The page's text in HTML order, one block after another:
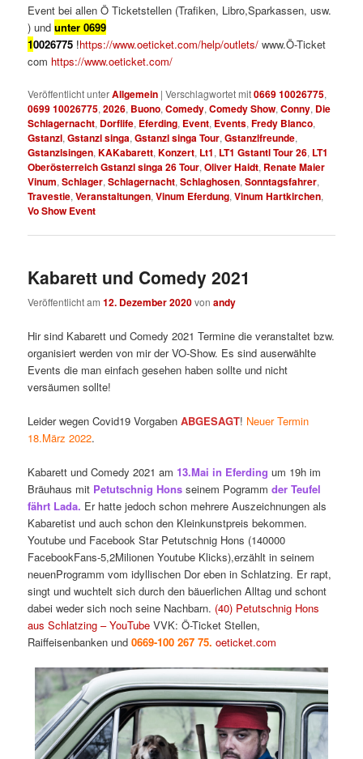
Event bei allen Ö Ticketstellen (Trafiken, Libro,Sparkassen, usw.
) undunter0699
10026775 !https://www.oeticket.com/help/outlets/ www.Ö-Ticket
com https://www.oeticket.com/
Veröffentlicht unterAllgemein |Verschlagwortet mit0669 10026775,
0699 10026775,2026, Buono,Comedy,Comedy Show,Conny, Die
Schlagernacht, Dorflife, Eferding, Event, Events,Fredy Blanco,
Gstanzl,Gstanzl singa,Gstanzl singa Tour,Gstanzlfreunde,
Gstanzlsingen,KAKabarett,Konzert, Lt1, LT1 Gstantl Tour 26, LT1
Oberösterreich Gstanzl singa 26 Tour,Oliver Haidt, Renate Maier
Vinum,Schlager,Schlagernacht,Schlaghosen,Sonntagsfahrer,
Travestie,Veranstaltungen,Vinum Eferdung,Vinum Hartkirchen,
Vo Show Event
Kabarett und Comedy 2021
Veröffentlicht am12. Dezember 2020vonandy
Hir sind Kabarett und Comedy 2021 Termine die veranstaltet bzw.
organisiert werden von mir der VO-Show. Es sind auserwählte
Events die man einfach gesehen haben sollte und nicht
versäumen sollte!
Leider wegen Covid19 VorgabenABGESAGT! Neuer Termin
18.März 2022.
Kabarett und Comedy 2021 am 13.Mai in Eferding um 19h im
Bräuhaus mit Petutschnig Hons seinem Pogrammder Teufel
fährt Lada. Er hatte jedoch schon mehrere Auszeichnungen als
Kabaretist und auch schon den Kleinkunstpreis bekommen.
Youtube und Facebook Star Petutschnig Hons (140000
FacebookFans-5,2Milionen Youtube Klicks),erzählt in seinem
neuenProgramm vom idyllischen Dor eben in Schlatzing. Er rapt,
singt und wuchtelt sich durch den bäuerlichen Alltag und schont
dabei weder sich noch seine Nachbarn. (40) Petutschnig Hons
aus Schlatzing – YouTube VVK: Ö-Ticket Stellen,
Raiffeisenbanken und0669-100 267 75. oeticket.com